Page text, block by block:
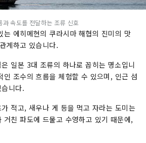
속도를 전달하는 조류 신호
는 에히메현의 쿠라시마 해협의 진미의 맛
계하고 있습니다.
일본 3대 조류의 하나로 꼽히는 명소입니
인 조수의 흐름을 체험할 수 있으며, 인근 섬
니다.
적고, 새우나 게 등을 먹고 자라는 도미는
거친 파도에 드물고 수영하고 있기 때문에,